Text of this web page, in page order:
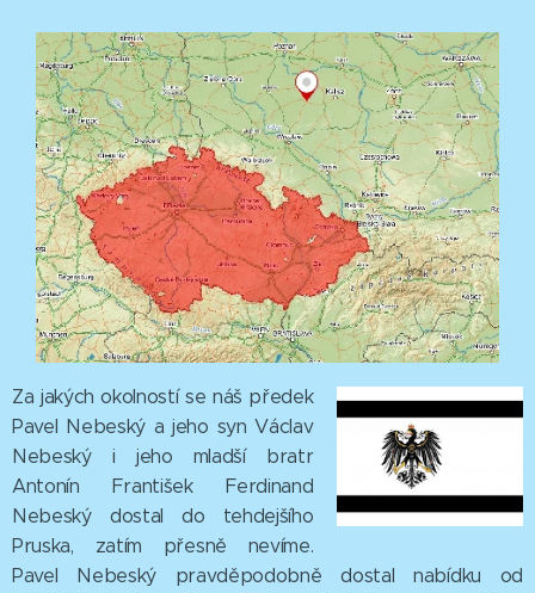
Za jakých okolností se náš předek
Pavel Nebeský a jeho syn Václav
Nebeský i jeho mladší bratr
Antonín František Ferdinand
Nebeský dostal do tehdejšího
Pruska, zatím přesně nevíme.
Pavel Nebeský pravděpodobně dostal nabídku od